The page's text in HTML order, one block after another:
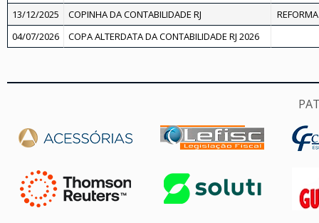
13/12/2025
COPINHA DA CONTABILIDADE RJ
04/07/2026
COPA ALTERDATA DA CONTABILIDADE RJ 2026